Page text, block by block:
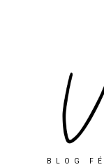
BLOG